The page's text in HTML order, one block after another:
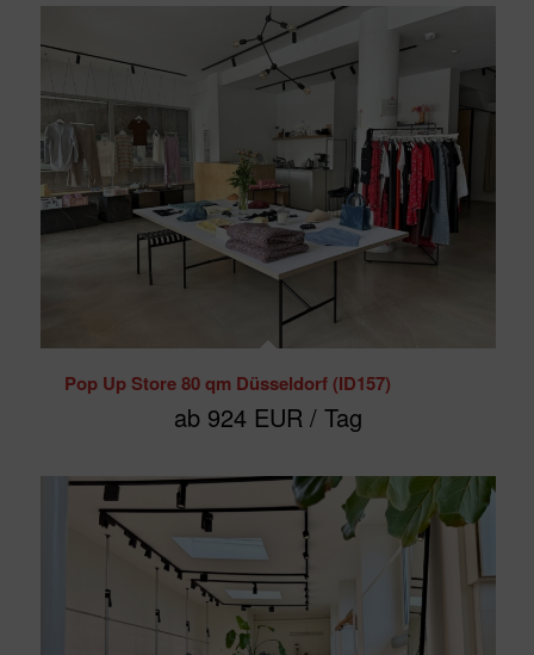
Pop Up Store 80 qm Düsseldorf (ID157)
ab 924 EUR / Tag